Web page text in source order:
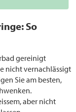
So
gereinigt
nicht vernachlässigt
Sie am besten,
aber nicht